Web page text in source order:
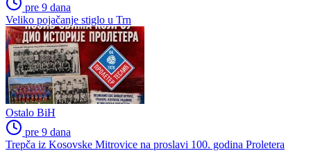
pre 9 dana
Veliko pojačanje stiglo u Trn
Ostalo BiH
pre 9 dana
Trepča iz Kosovske Mitrovice na proslavi 100. godina Proletera